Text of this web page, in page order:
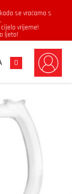
se vraćamo s
vrijeme!
ljeto!
0
ĆE IGOR PIVE POPIT